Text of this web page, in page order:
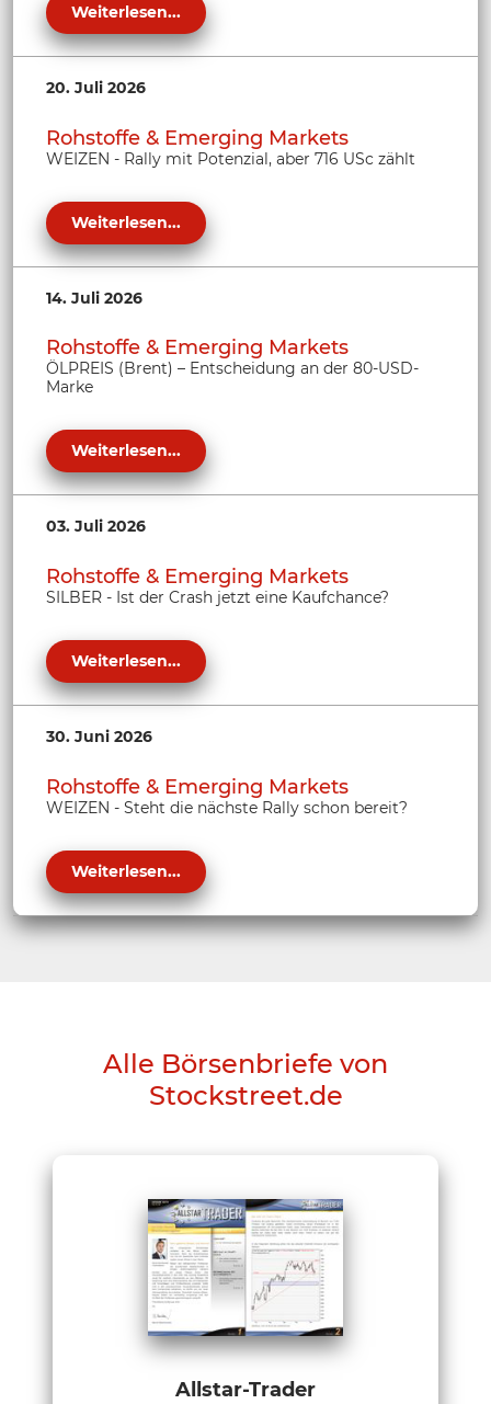
Weiterlesen...
20. Juli 2026
Rohstoffe & Emerging Markets
WEIZEN - Rally mit Potenzial, aber 716 USc zählt
Weiterlesen...
14. Juli 2026
Rohstoffe & Emerging Markets
ÖLPREIS (Brent) – Entscheidung an der 80-USD-
Marke
Weiterlesen...
03. Juli 2026
Rohstoffe & Emerging Markets
SILBER - Ist der Crash jetzt eine Kaufchance?
Weiterlesen...
30. Juni 2026
Rohstoffe & Emerging Markets
WEIZEN - Steht die nächste Rally schon bereit?
Weiterlesen...
Alle Börsenbriefe von
Stockstreet.de
Allstar-Trader